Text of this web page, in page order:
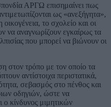
ΑΡΓΩ επισημαίνει πως
ως «ανεξήγητα»,
το σχολείο και οι
να αναγνωρίζουν εγκαίρως τα
που μπορεί να βιώνουν οι
στον τρόπο με τον οποίο τα
αντίστοιχα περιστατικά,
σεβασμός στο πένθος και
οδηγιών, ώστε να
ο κίνδυνος μιμητικών